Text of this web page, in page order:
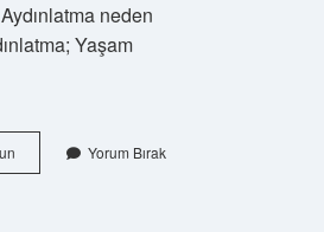
neden
Yaşam
Aydınlatma
Nedir
Yorum Bırak